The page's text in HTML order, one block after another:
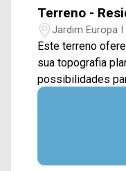
Terreno -
Jardim Europa I
Este terreno
sua topografia
possibilidades
casa dos sonhos
ótimo potencial de
uma construção
demolida ou
do futuro